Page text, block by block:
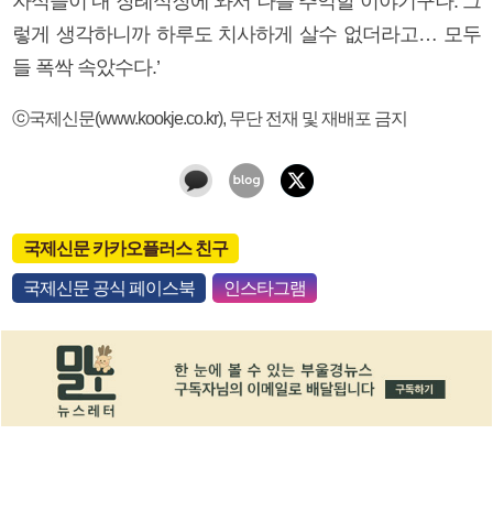
렇게 생각하니까 하루도 치사하게 살수 없더라고… 모두
들 폭싹 속았수다.’
ⓒ국제신문(www.kookje.co.kr), 무단 전재 및 재배포 금지
국제신문 카카오플러스 친구
국제신문 공식 페이스북 인스타그램